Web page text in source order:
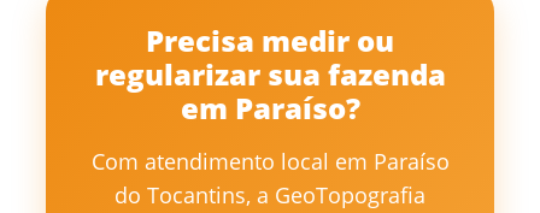
Precisa medir ou
regularizar sua fazenda
em Paraíso?
Com atendimento local em Paraíso
do Tocantins, a GeoTopografia